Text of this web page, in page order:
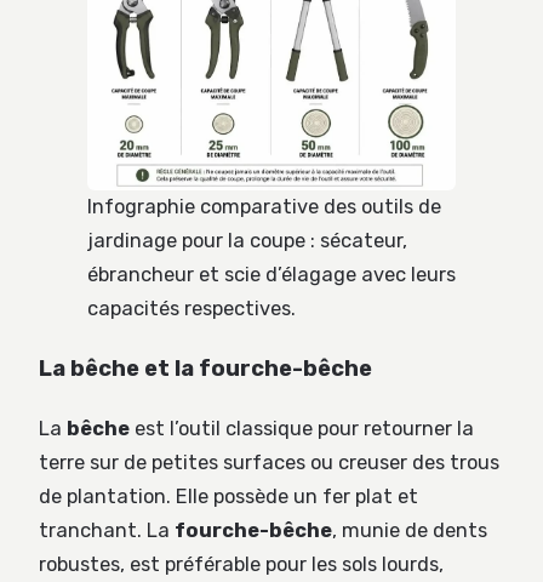
Infographie comparative des outils de
jardinage pour la coupe : sécateur,
ébrancheur et scie d’élagage avec leurs
capacités respectives.
La bêche et la fourche-bêche
La bêche est l’outil classique pour retourner la
terre sur de petites surfaces ou creuser des trous
de plantation. Elle possède un fer plat et
tranchant. La fourche-bêche, munie de dents
robustes, est préférable pour les sols lourds,